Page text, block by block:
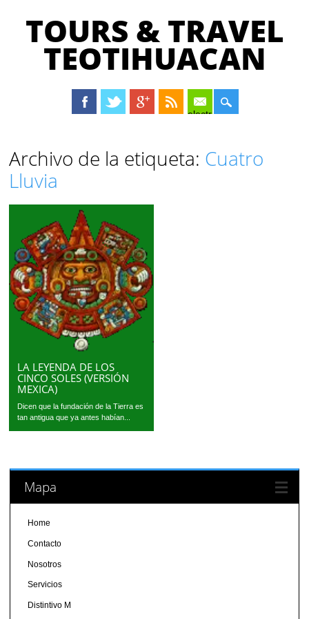
TOURS & TRAVEL
TEOTIHUACAN
electrónico
Menú principal
al
contenido
Archivo de la etiqueta: Cuatro
Lluvia
LA LEYENDA DE LOS
CINCO SOLES (VERSIÓN
MEXICA)
Dicen que la fundación de la Tierra es
tan antigua que ya antes habían...
Mapa
Home
Contacto
Nosotros
Servicios
Distintivo M